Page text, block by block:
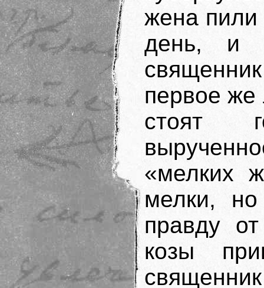
жена пили
день, и
первое же
стоят
«мелких
мелки,
правду
козы